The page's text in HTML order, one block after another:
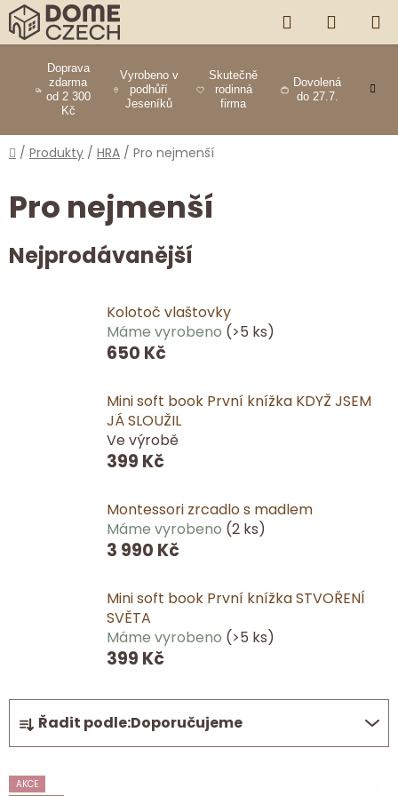
Přejít
na
obsah
Doprava
zdarma
od 2 300
Kč
Vyrobeno v
podhůří
Jeseníků
Skutečně
rodinná
firma
Dovolená
do 27.7.
HLEDAT
KOŠÍK
Domů
/ Produkty / HRA / Pro nejmenší
Pro nejmenší
Nejprodávanější
Kolotoč vlaštovky
Máme vyrobeno (>5 ks)
650 Kč
Mini soft book První knížka KDYŽ JSEM
JÁ SLOUŽIL
Ve výrobě
399 Kč
Montessori zrcadlo s madlem
Máme vyrobeno (2 ks)
3 990 Kč
Mini soft book První knížka STVOŘENÍ
SVĚTA
Máme vyrobeno (>5 ks)
399 Kč
Ř
a
z
e
Řadit podle:Doporučujeme
VAKCE